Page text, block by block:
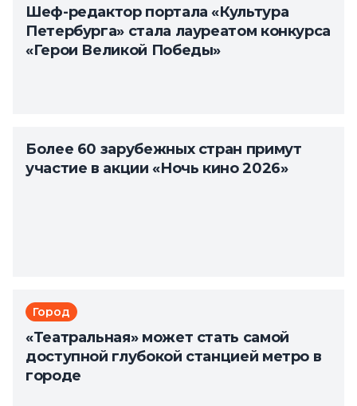
Шеф-редактор портала «Культура
Петербурга» стала лауреатом конкурса
«Герои Великой Победы»
Более 60 зарубежных стран примут
участие в акции «Ночь кино 2026»
Город
«Театральная» может стать самой
доступной глубокой станцией метро в
городе